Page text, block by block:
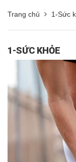
Trang chủ 1-Sức
1-SỨC KHỎE